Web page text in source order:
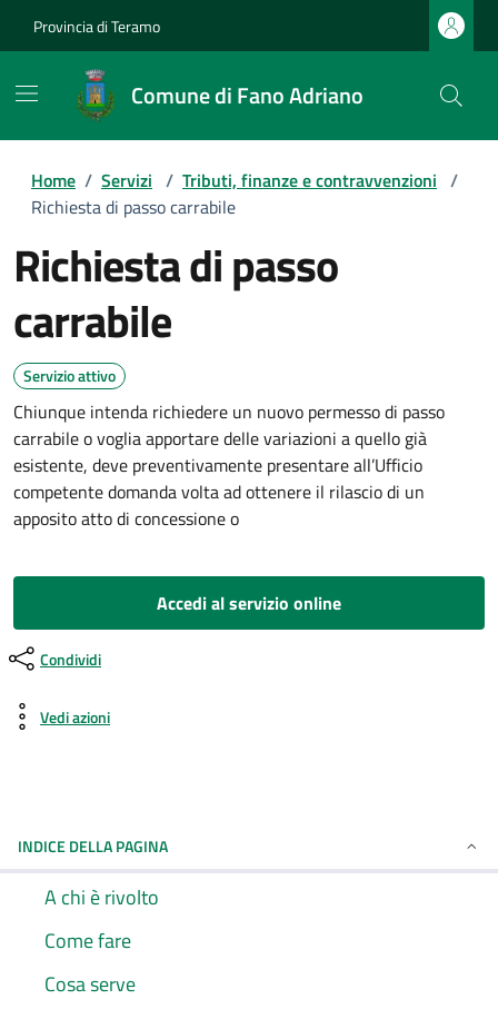
Provincia di Teramo
Comune di Fano Adriano
Home / Servizi / Tributi, finanze e contravvenzioni /
Richiesta di passo carrabile
Richiesta di passo
carrabile
Servizio attivo
Chiunque intenda richiedere un nuovo permesso di passo
carrabile o voglia apportare delle variazioni a quello già
esistente, deve preventivamente presentare all’Ufficio
competente domanda volta ad ottenere il rilascio di un
apposito atto di concessione o
Accedi al servizio online
Condividi
Vedi azioni
INDICE DELLA PAGINA
A chi è rivolto
Come fare
Cosa serve